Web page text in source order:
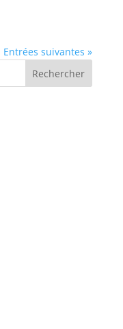
Entrées suivantes »
Rechercher